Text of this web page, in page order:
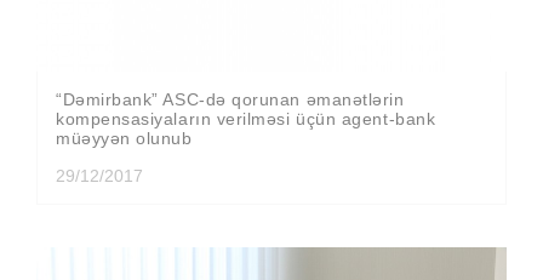
“Dəmirbank” ASC-də qorunan əmanətlərin
kompensasiyaların verilməsi üçün agent-bank
müəyyən olunub
29/12/2017